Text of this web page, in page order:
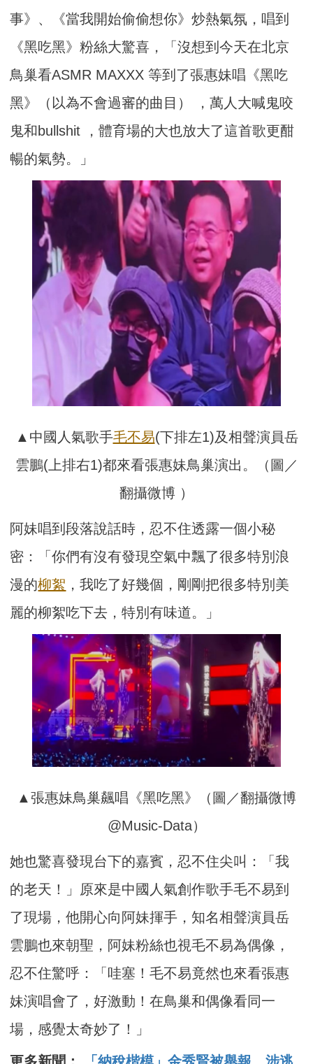
事》、《當我開始偷偷想你》炒熱氣氛，唱到
《黑吃黑》粉絲大驚喜，「沒想到今天在北京
鳥巢看ASMR MAXXX 等到了張惠妹唱《黑吃
黑》（以為不會過審的曲目） ，萬人大喊鬼咬
鬼和bullshit ，體育場的大也放大了這首歌更酣
暢的氣勢。」
▲中國人氣歌手毛不易(下排左1)及相聲演員岳
雲鵬(上排右1)都來看張惠妹鳥巢演出。（圖／
翻攝微博 ）
阿妹唱到段落說話時，忍不住透露一個小秘
密：「你們有沒有發現空氣中飄了很多特別浪
漫的柳絮 ，我吃了好幾個，剛剛把很多特別美
麗的柳絮吃下去，特別有味道。」
▲張惠妹鳥巢飆唱《黑吃黑》（圖／翻攝微博
@Music-Data）
她也驚喜發現台下的嘉賓，忍不住尖叫：「我
的老天！」原來是中國人氣創作歌手毛不易到
了現場，他開心向阿妹揮手，知名相聲演員岳
雲鵬也來朝聖，阿妹粉絲也視毛不易為偶像，
忍不住驚呼：「哇塞！毛不易竟然也來看張惠
妹演唱會了，好激動！在鳥巢和偶像看同一
場，感覺太奇妙了！」